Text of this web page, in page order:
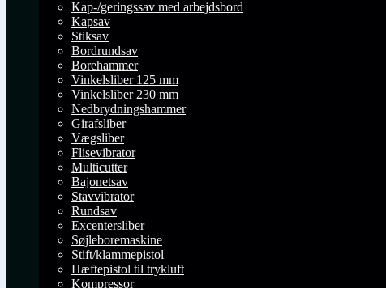
Kap-/geringssav med arbejdsbord
Kapsav
Stiksav
Bordrundsav
Borehammer
Vinkelsliber 125 mm
Vinkelsliber 230 mm
Nedbrydningshammer
Girafsliber
Vægsliber
Flisevibrator
Multicutter
Bajonetsav
Stavvibrator
Rundsav
Excentersliber
Søjleboremaskine
Stift/klammepistol
Hæftepistol til trykluft
Kompressor